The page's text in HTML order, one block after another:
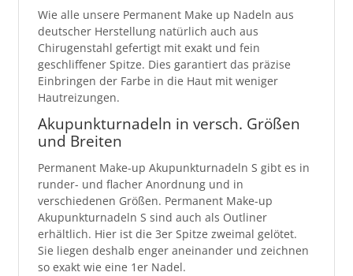
Wie alle unsere Permanent Make up Nadeln aus
deutscher Herstellung natürlich auch aus
Chirugenstahl gefertigt mit exakt und fein
geschliffener Spitze. Dies garantiert das präzise
Einbringen der Farbe in die Haut mit weniger
Hautreizungen.
Akupunkturnadeln in versch. Größen
und Breiten
Permanent Make-up Akupunkturnadeln S gibt es in
runder- und flacher Anordnung und in
verschiedenen Größen. Permanent Make-up
Akupunkturnadeln S sind auch als Outliner
erhältlich. Hier ist die 3er Spitze zweimal gelötet.
Sie liegen deshalb enger aneinander und zeichnen
so exakt wie eine 1er Nadel.